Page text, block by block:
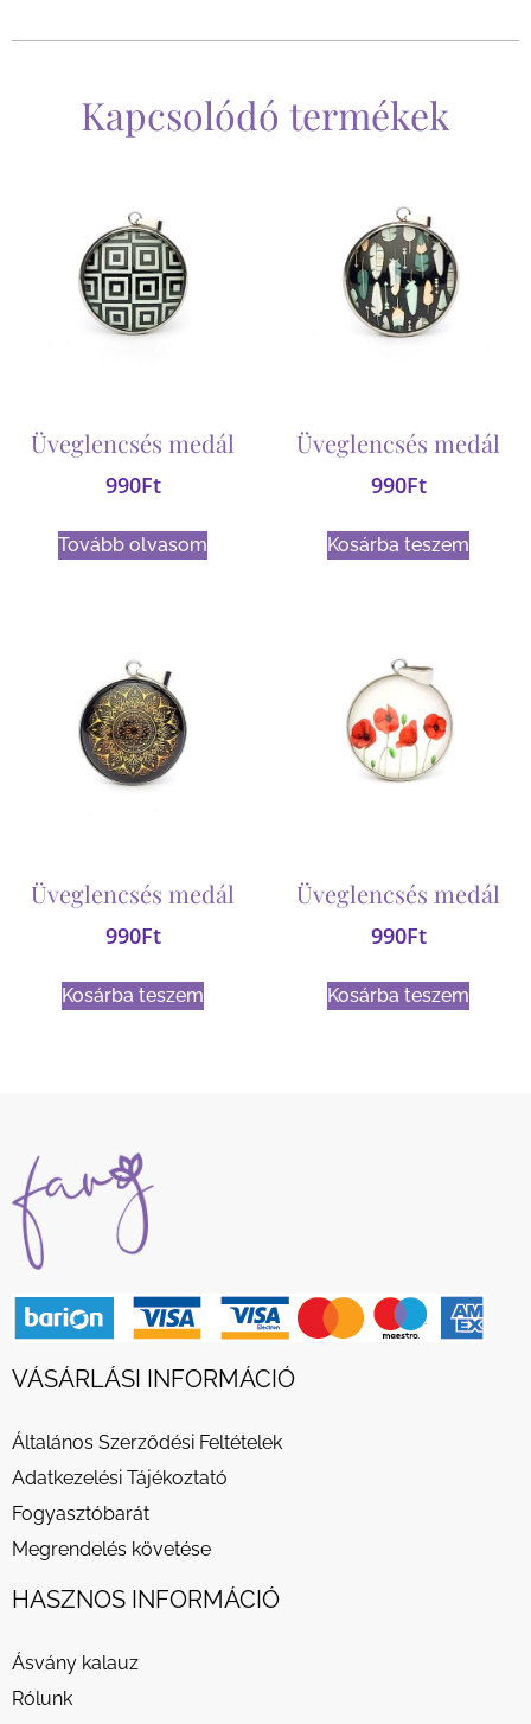
Kapcsolódó termékek
Üveglencsés medál
990Ft
Tovább olvasom
Üveglencsés medál
990Ft
Kosárba teszem
Üveglencsés medál
990Ft
Kosárba teszem
Üveglencsés medál
990Ft
Kosárba teszem
VÁSÁRLÁSI INFORMÁCIÓ
Általános Szerződési Feltételek
Adatkezelési Tájékoztató
Fogyasztóbarát
Megrendelés követése
HASZNOS INFORMÁCIÓ
Ásvány kalauz
Rólunk